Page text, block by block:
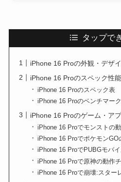
タップで
iPhone 16 Proの外観・デザ
iPhone 16 Proのスペック性
iPhone 16 Proのスペック表
iPhone 16 Proのベンチマー
iPhone 16 Proのゲーム・ア
iPhone 16 Proでモンストの
iPhone 16 ProでポケモンGO
iPhone 16 ProでPUBGモバ
iPhone 16 Proで原神の動作
iPhone 16 Proで崩壊:スター